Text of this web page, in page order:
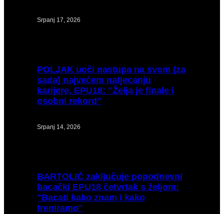
Srpanj 17, 2026
POLJAK uoči nastupa na svom (za
sada) najvećem natjecanju
karijere, EPU18: "Želja je finale i
osobni rekord"
Srpanj 14, 2026
BARTOLIĆ zaključuje popodnevni
bacački EPU18 četvrtak s željom:
"Bacati kako znam i kako
treniramo"